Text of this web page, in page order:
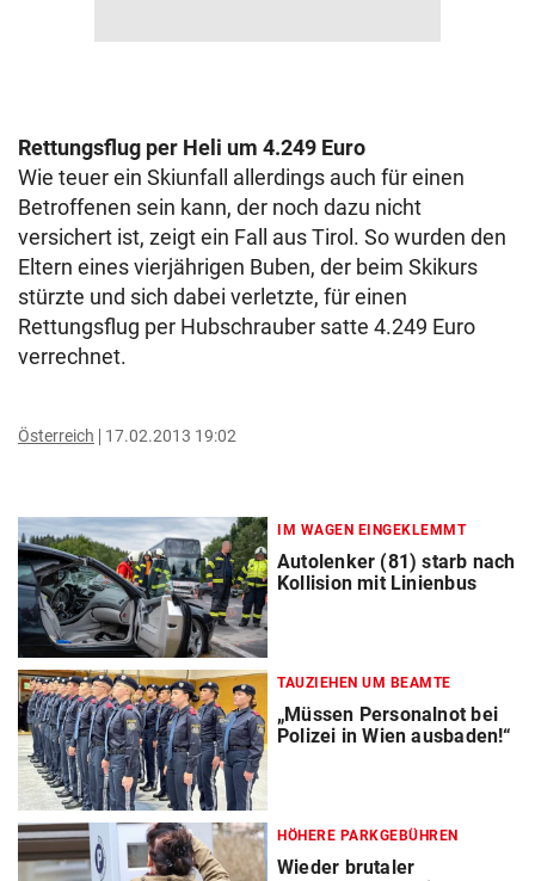
Rettungsflug per Heli um 4.249 Euro
Wie teuer ein Skiunfall allerdings auch für einen
Betroffenen sein kann, der noch dazu nicht
versichert ist, zeigt ein Fall aus Tirol. So wurden den
Eltern eines vierjährigen Buben, der beim Skikurs
stürzte und sich dabei verletzte, für einen
Rettungsflug per Hubschrauber satte 4.249 Euro
verrechnet.
Österreich 17.02.2013 19:02
IM WAGEN EINGEKLEMMT
Autolenker (81) starb nach
Kollision mit Linienbus
TAUZIEHEN UM BEAMTE
„Müssen Personalnot bei
Polizei in Wien ausbaden!“
HÖHERE PARKGEBÜHREN
Wieder brutaler